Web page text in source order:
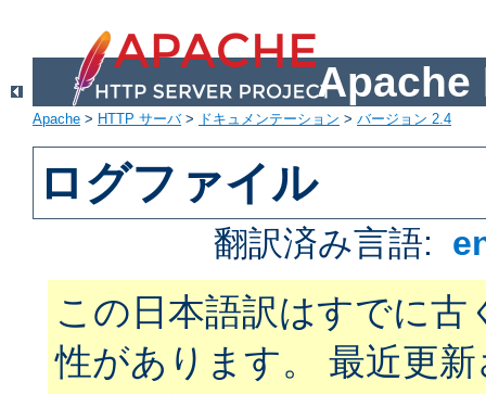
Apache
Apache > HTTP サーバ> ドキュメンテーション > バージョン 2.4
ログファイル
翻訳済み言語:
この日本語訳はすでに古
性があります。 最近更